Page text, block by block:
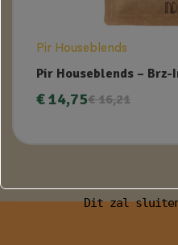
Pir Houseblends
Pir Houseblends – Brz-
€16,21
€14,75
Dit zal